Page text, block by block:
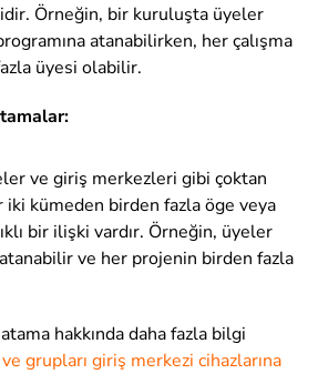
Örneğin, bir kuruluşta üyeler
atanabilirken, her çalışma
üyesi olabilir.
ve giriş merkezleri gibi çoktan
iki kümeden birden fazla öge veya
bir ilişki vardır. Örneğin, üyeler
ve her projenin birden fazla
hakkında daha fazla bilgi
grupları giriş merkezi cihazlarına